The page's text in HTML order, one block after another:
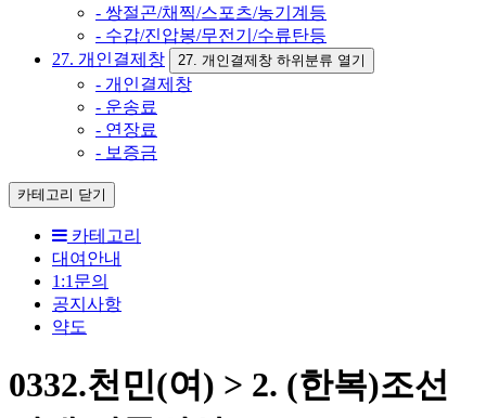
- 쌍절곤/채찍/스포츠/농기계등
- 수갑/진압봉/무전기/수류탄등
27. 개인결제창
27. 개인결제창 하위분류 열기
- 개인결제창
- 운송료
- 연장료
- 보증금
카테고리 닫기
카테고리
대여안내
1:1문의
공지사항
약도
0332.천민(여) > 2. (한복)조선